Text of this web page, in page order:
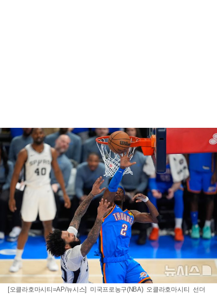
[오클라호마시티=AP/뉴시스] 미국프로농구(NBA) 오클라호마시티 선더